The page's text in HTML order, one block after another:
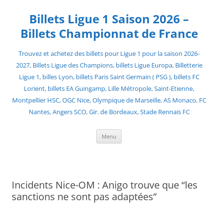
contentBillets Ligue 1 Saison 2026 –
Billets Championnat de France
Trouvez et achetez des billets pour Ligue 1 pour la saison 2026-
2027, Billets Ligue des Champions, billets Ligue Europa, Billetterie
Ligue 1, billes Lyon, billets Paris Saint Germain ( PSG ), billets FC
Lorient, billets EA Guingamp, Lille Métropole, Saint-Etienne,
Montpellier HSC, OGC Nice, Olympique de Marseille, AS Monaco, FC
Nantes, Angers SCO, Gir. de Bordeaux, Stade Rennais FC
Menu
Incidents Nice-OM : Anigo trouve que “les
sanctions ne sont pas adaptées”